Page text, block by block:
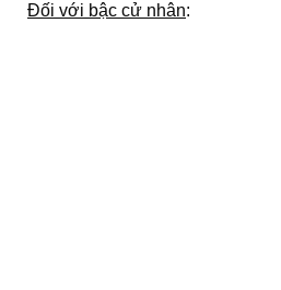
Đối với bậc cử nhân: